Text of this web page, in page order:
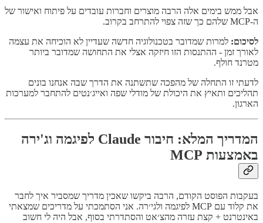
אבל ממש בימים אלה הרבה מוצרים וחברות עובדים על פיתוח ואישור של
ה-MCP שלהם כך שזה צפוי להתרחב בקרוב.
לסיכום: למרות שמדובר בטכנולוגיה חדשה שעדיין לא הוכיחה את עצמה
לאורך זמן - ההתנסות הזו חיזקה אצלי את התחושה שמדובר ביותר
מטרנד חולף.
לדעתי זו התחלה של מהפכה שתשתנה את הדרך שבה אנחנו בונים
תהליכים ותאיץ את היכולת של מודלי שפה ואייג׳נטים להתחבר למערכות
הארגון.
המדריך המלא: חיבור Claude לפיגמה וג'ירה
באמצעות MCP
בעקבות הפוסט הקודם, הרבה ביקשו שאכין מדריך שמסביר איך לחבר
את קלוד עם MCP לפיגמה ולגי׳רה. אני הסתמכתי על מדריכים שמצאתי
באינטרנט + קצת עזרה מהצ׳אט והסתדרתי בסוף, אבל היה לי חשוב